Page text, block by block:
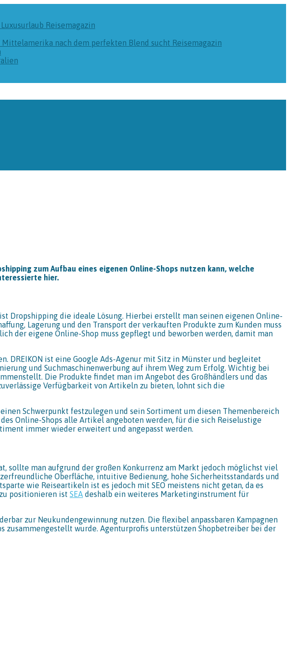
Reisemagazin
Mittelamerika nach dem perfekten Blend sucht Reisemagazin
zum Aufbau eines eigenen Online-Shops nutzen kann, welche
hier.
Dropshipping die ideale Lösung. Hierbei erstellt man seinen eigenen Online-
Lagerung und den Transport der verkauften Produkte zum Kunden muss
der eigene Online-Shop muss gepflegt und beworben werden, damit man
DREIKON ist eine Google Ads-Agenur mit Sitz in Münster und begleitet
und Suchmaschinenwerbung auf ihrem Weg zum Erfolg. Wichtig bei
Die Produkte findet man im Angebot des Großhändlers und das
Verfügbarkeit von Artikeln zu bieten, lohnt sich die
Schwerpunkt festzulegen und sein Sortiment um diesen Themenbereich
Online-Shops alle Artikel angeboten werden, für die sich Reiselustige
immer wieder erweitert und angepasst werden.
sollte man aufgrund der großen Konkurrenz am Markt jedoch möglichst viel
Oberfläche, intuitive Bedienung, hohe Sicherheitsstandards und
wie Reiseartikeln ist es jedoch mit SEO meistens nicht getan, da es
positionieren ist SEA deshalb ein weiteres Marketinginstrument für
zur Neukundengewinnung nutzen. Die flexibel anpassbaren Kampagnen
zusammengestellt wurde. Agenturprofis unterstützen Shopbetreiber bei der